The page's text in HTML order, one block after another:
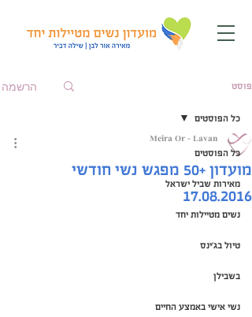
פוסט הרשמה
כל הפוסטים
מאירות שביל ישראל
נשים מטיילות יחד
טיול בג'ינס
בשבילן
נשי אישי באמצע החיים
כל הפוסטים
מועדון +50 מפגש נשי חודשי
17.08.2016
Meira Or - Lavan